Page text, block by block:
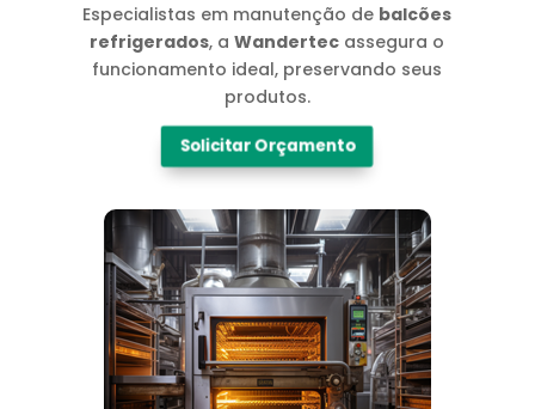
Especialistas em manutenção de balcões
refrigerados, aWandertec assegura o
funcionamento ideal, preservando seus
produtos.
Solicitar Orçamento